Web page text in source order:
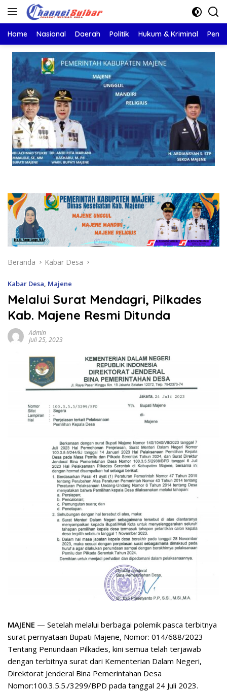
Langsung
Home Nasional Daerah Politik Hukum & Kriminal
Beranda Kabar Desa
Kabar Desa Majene
Melalui Surat Mendagri, Pilkades
Kab. Majene Resmi Ditunda
Admin
Juli 25, 2023
MAJENE — Setelah melalui berbagai polemik pasca terbitnya
surat pernyataan Bupati Majene, Nomor: 014/688/2023
Tentang Penundaan Pilkades, kini semua telah terjawab
dengan terbitnya surat dari Kementerian Dalam Negeri,
Direktorat Jenderal Bina Pemerintahan Desa
Nomor:100.3.5.5./3299/BPD pada tanggal 24 Juli 2023.